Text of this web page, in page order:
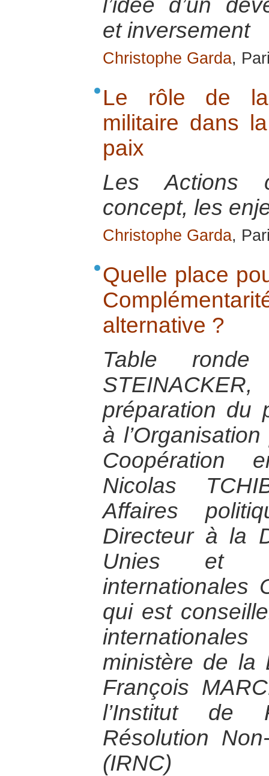
l’idée d’un
et inversement
Christophe Garda,
Le rôle de la
militaire dans
paix
Les Actions
concept, les
Christophe Garda,
Quelle place
alternative ?
Table
préparation du
à
Coopération
Nicolas
Affaires
Directeur à la
Unies et
internationales
qui est
ministère de la
François
l’Institut de
Résolution
(IRNC)